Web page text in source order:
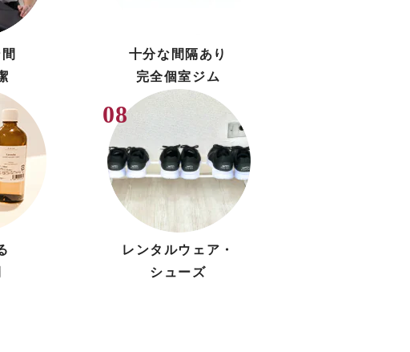
十分な間隔あり
完全個室ジム
レンタルウェア・
シューズ